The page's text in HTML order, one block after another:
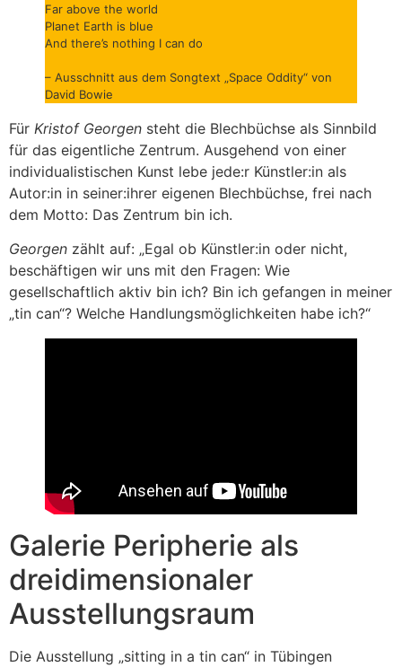
Far above the world
Planet Earth is blue
And there’s nothing I can do
– Ausschnitt aus dem Songtext „Space Oddity“ von
David Bowie
Für Kristof Georgen steht die Blechbüchse als Sinnbild
für das eigentliche Zentrum. Ausgehend von einer
individualistischen Kunst lebe jede:r Künstler:in als
Autor:in in seiner:ihrer eigenen Blechbüchse, frei nach
dem Motto: Das Zentrum bin ich.
Georgen zählt auf: „Egal ob Künstler:in oder nicht,
beschäftigen wir uns mit den Fragen: Wie
gesellschaftlich aktiv bin ich? Bin ich gefangen in meiner
„tin can“? Welche Handlungsmöglichkeiten habe ich?“
Galerie Peripherie als
dreidimensionaler
Ausstellungsraum
Die Ausstellung „sitting in a tin can“ in Tübingen